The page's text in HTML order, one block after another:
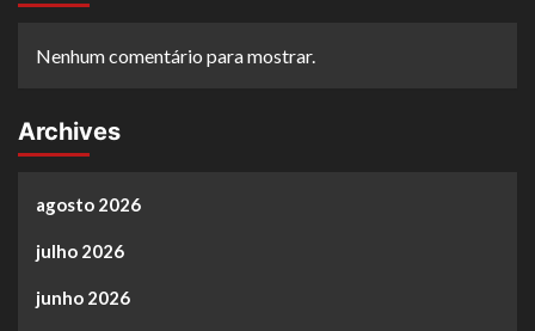
Nenhum comentário para mostrar.
Archives
agosto 2026
julho 2026
junho 2026